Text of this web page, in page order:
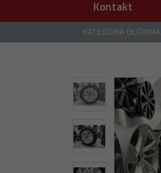
Kontakt
KATEGORIA GŁÓWNA
<